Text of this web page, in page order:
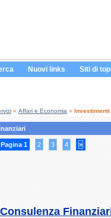
Nuovi links Siti di top
» Affari e Economia »
Pagina 1 2 3 4 »